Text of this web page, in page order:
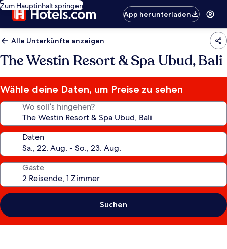
Zum Hauptinhalt springen
App herunterladen
Alle Unterkünfte anzeigen
The Westin Resort & Spa Ubud, Bali
Wähle deine Daten, um Preise zu sehen
Wo soll’s hingehen?
Daten
Gäste
Suchen